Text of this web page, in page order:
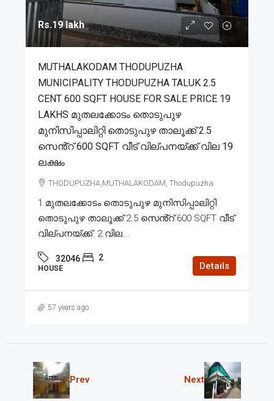
Rs.19 lakh
MUTHALAKODAM THODUPUZHA
MUNICIPALITY THODUPUZHA TALUK 2.5
CENT 600 SQFT HOUSE FOR SALE PRICE 19
LAKHS മുതലക്കോടം തൊടുപുഴ
മുനിസിപ്പാലിറ്റി തൊടുപുഴ താലൂക്ക് 2.5
സെൻ്റ് 600 SQFT വീട് വില്പനയ്ക്ക് വില 19
ലക്ഷം
THODUPUZHA,MUTHALAKODAM, Thodupuzha
1.മുതലക്കോടം തൊടുപുഴ മുനിസിപ്പാലിറ്റി
തൊടുപുഴ താലൂക്ക് 2.5 സെൻ്റ് 600 SQFT വീട്
വില്പനയ്ക്ക്. 2.വില...
32046 2
HOUSE Details
57 years ago
Prev Next